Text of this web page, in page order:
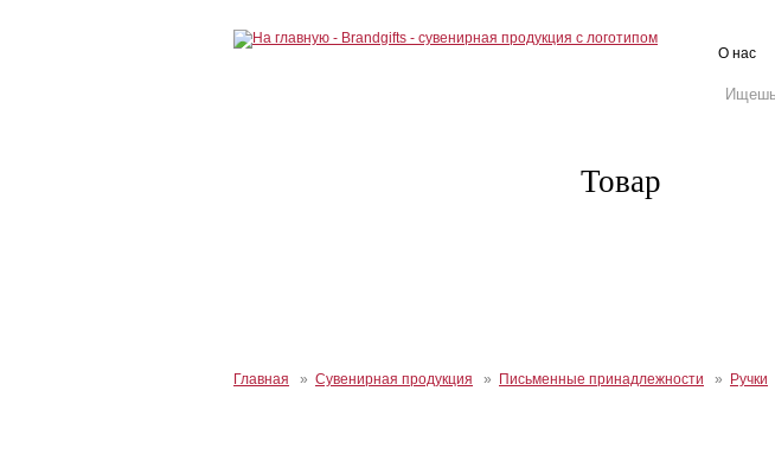
О нас
Товар
Главная » Сувенирная продукция » Письменные принадлежности » Ручки